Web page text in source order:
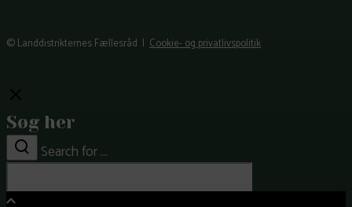
© Landdistrikternes Fællesråd | Cookie- og privatlivspolitik
Søg her
Search
Search for ...